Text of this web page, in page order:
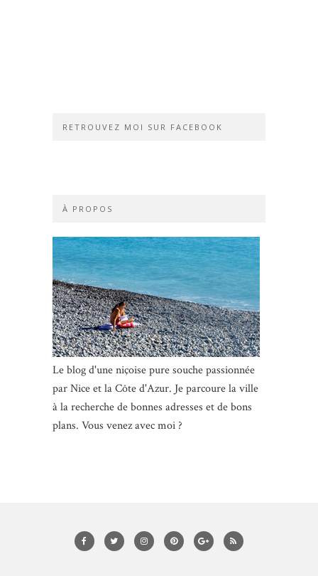
RETROUVEZ MOI SUR FACEBOOK
À PROPOS
Le blog d'une niçoise pure souche passionnée
par Nice et la Côte d'Azur. Je parcoure la ville
à la recherche de bonnes adresses et de bons
plans. Vous venez avec moi ?